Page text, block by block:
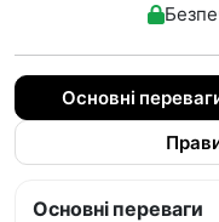
Основні
Основні переваги